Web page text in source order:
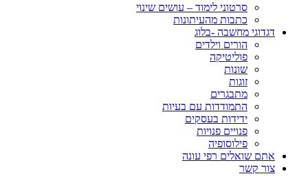
סרטוני לימוד – עושים שינוי
כתבות מהעיתונות
דגדוגי מחשבה -בלוג
הורים וילדים
פוליטיקה
שונות
זוגות
מתבגרים
התמודדות עם בעיות
ידידות בעסקים
פנויים פנויות
פילוסופיה
אתם שואלים רפי עונה
צור קשר